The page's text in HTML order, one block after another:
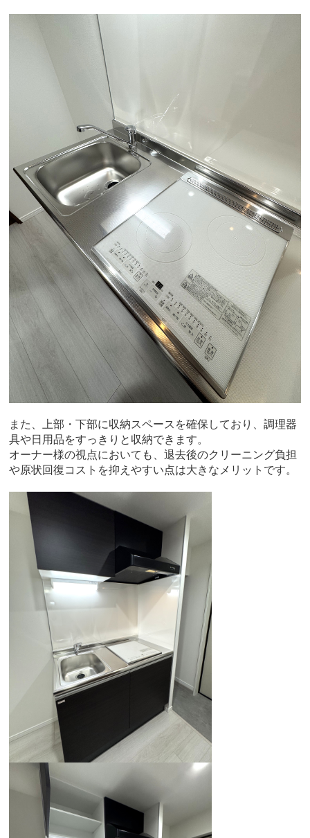
また、上部・下部に収納スペースを確保しており、調理器
具や日用品をすっきりと収納できます。
オーナー様の視点においても、退去後のクリーニング負担
や原状回復コストを抑えやすい点は大きなメリットです。